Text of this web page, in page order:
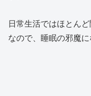
日常生活ではほとん
なので、睡眠の邪魔